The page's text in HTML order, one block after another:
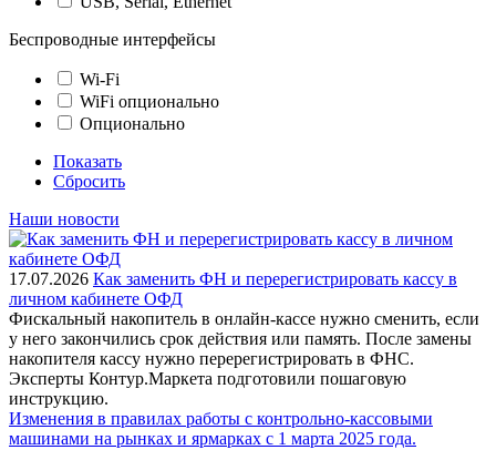
Беспроводные интерфейсы
Wi-Fi
WiFi опционально
Опционально
Показать
Сбросить
Наши новости
17.07.2026 Как заменить ФН и перерегистрировать кассу в
личном кабинете ОФД
Фискальный накопитель в онлайн-кассе нужно сменить, если
у него закончились срок действия или память. После замены
накопителя кассу нужно перерегистрировать в ФНС.
Эксперты Контур.Маркета подготовили пошаговую
инструкцию.
Изменения в правилах работы с контрольно-кассовыми
машинами на рынках и ярмарках с 1 марта 2025 года.